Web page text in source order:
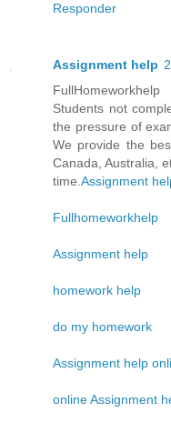
Responder
Assignment help
Students not
the pressure of
We provide the
Canada, Australia,
time. Assignment
Fullhomeworkhelp
Assignment help
homework help
do my homework
Assignment help
online Assignment